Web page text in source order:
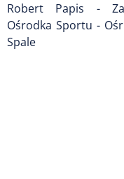
Robert Papis -
Ośrodka Sportu -
Spale